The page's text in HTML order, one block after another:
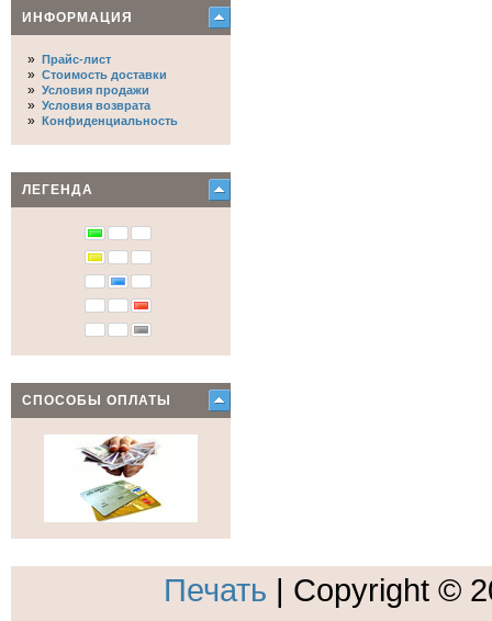
ИНФОРМАЦИЯ
» Прайс-лист
» Стоимость доставки
» Условия продажи
» Условия возврата
» Конфиденциальность
ЛЕГЕНДА
СПОСОБЫ ОПЛАТЫ
Печать | Copyright ©